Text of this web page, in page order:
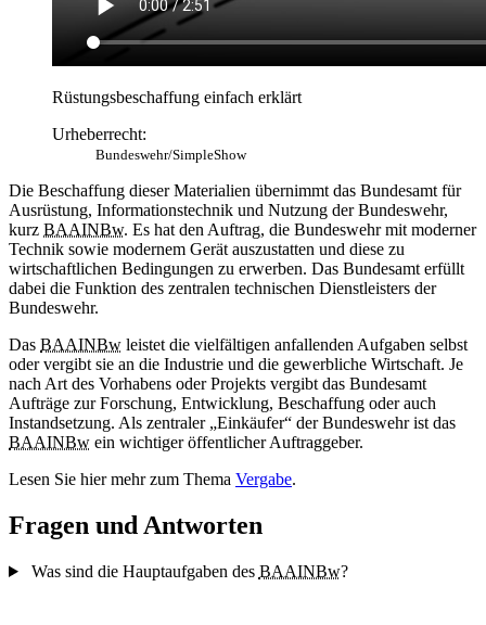
Rüstungsbeschaffung einfach erklärt
Urheberrecht:
Bundeswehr/SimpleShow
Die Beschaffung dieser Materialien übernimmt das Bundesamt für
Ausrüstung, Informationstechnik und Nutzung der Bundeswehr,
kurz BAAINBw. Es hat den Auftrag, die Bundeswehr mit moderner
Technik sowie modernem Gerät auszustatten und diese zu
wirtschaftlichen Bedingungen zu erwerben. Das Bundesamt erfüllt
dabei die Funktion des zentralen technischen Dienstleisters der
Bundeswehr.
Das BAAINBw leistet die vielfältigen anfallenden Aufgaben selbst
oder vergibt sie an die Industrie und die gewerbliche Wirtschaft. Je
nach Art des Vorhabens oder Projekts vergibt das Bundesamt
Aufträge zur Forschung, Entwicklung, Beschaffung oder auch
Instandsetzung. Als zentraler „Einkäufer“ der Bundeswehr ist das
BAAINBw ein wichtiger öffentlicher Auftraggeber.
Lesen Sie hier mehr zum Thema Vergabe.
Fragen und Antworten
Was sind die Hauptaufgaben des BAAINBw?